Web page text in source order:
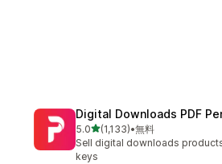
Digital Downloads PDF
5.05つ星中
(1,133)
合計レビュー数：1133件
•無料
Sell digital downloads
keys